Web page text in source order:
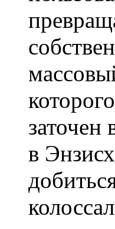
заточен
в